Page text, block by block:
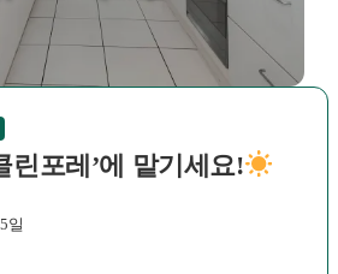
린포레’에 맡기세요!
일